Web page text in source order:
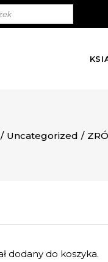
/ Uncategorized /
dodany do koszyka.